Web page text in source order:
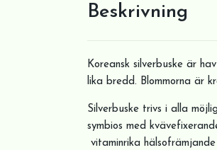
Beskrivning
Koreansk silverbuske är
lika bredd. Blommorna är
Silverbuske trivs i alla
symbios med
vitaminrika